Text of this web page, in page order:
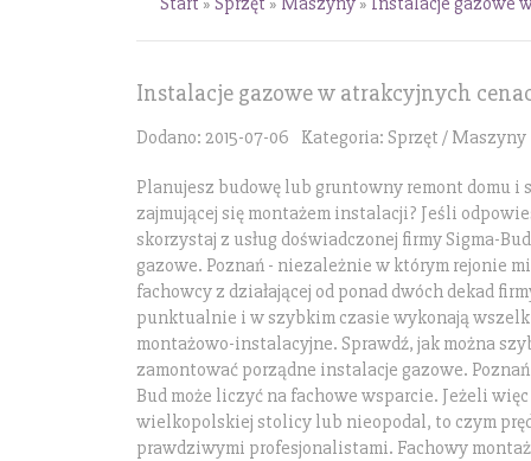
Instalacje gazowe w atrakcyjnych
Dodano: 2015-07-06 Kategoria: Sprzęt / Maszyny
Planujesz budowę lub gruntowny remont domu i
zajmującej się montażem instalacji? Jeśli
skorzystaj z usług doświadczonej firmy Sigma-
gazowe. Poznań - niezależnie w którym rejonie
fachowcy z działającej od ponad dwóch dekad
punktualnie i w szybkim czasie wykonają
montażowo-instalacyjne. Sprawdź, jak można
zamontować porządne instalacje gazowe.
Bud może liczyć na fachowe wsparcie. Jeżeli
wielkopolskiej stolicy lub nieopodal, to czym
prawdziwymi profesjonalistami. Fachowy